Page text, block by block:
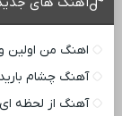
اهنگ من اولین و
آهنگ چشام
آهنگ از لحظه ای